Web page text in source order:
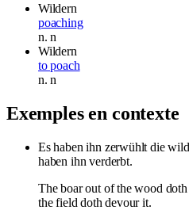
Wildern
poaching
n.n
Wildern
to poach
n.n
Exemples en contexte
Es haben ihn zerwühlt die
haben ihn verderbt.
The boar out of the wood
the field doth devour it.